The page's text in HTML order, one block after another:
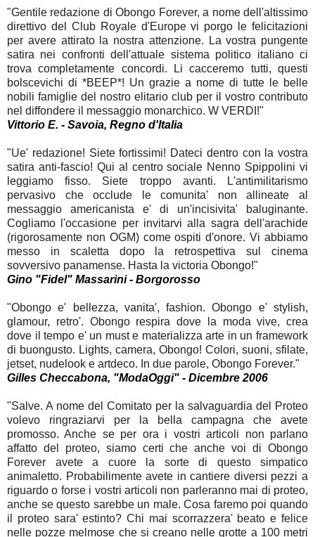
"Gentile redazione di Obongo Forever, a nome dell'altissimo
direttivo del Club Royale d'Europe vi porgo le felicitazioni
per avere attirato la nostra attenzione. La vostra pungente
satira nei confronti dell'attuale sistema politico italiano ci
trova completamente concordi. Li cacceremo tutti, questi
bolscevichi di *BEEP*! Un grazie a nome di tutte le belle
nobili famiglie del nostro elitario club per il vostro contributo
nel diffondere il messaggio monarchico. W VERDI!"
Vittorio E. - Savoia, Regno d'Italia
"Ue' redazione! Siete fortissimi! Dateci dentro con la vostra
satira anti-fascio! Qui al centro sociale Nenno Spippolini vi
leggiamo fisso. Siete troppo avanti. L'antimilitarismo
pervasivo che occlude le comunita' non allineate al
messaggio americanista e' di un'incisivita' baluginante.
Cogliamo l'occasione per invitarvi alla sagra dell'arachide
(rigorosamente non OGM) come ospiti d'onore. Vi abbiamo
messo in scaletta dopo la retrospettiva sul cinema
sovversivo panamense. Hasta la victoria Obongo!"
Gino "Fidel" Massarini - Borgorosso
"Obongo e' bellezza, vanita', fashion. Obongo e' stylish,
glamour, retro'. Obongo respira dove la moda vive, crea
dove il tempo e' un must e materializza arte in un framework
di buongusto. Lights, camera, Obongo! Colori, suoni, sfilate,
jetset, nudelook e artdeco. In due parole, Obongo Forever."
Gilles Checcabona, "ModaOggi" - Dicembre 2006
"Salve. A nome del Comitato per la salvaguardia del Proteo
volevo ringraziarvi per la bella campagna che avete
promosso. Anche se per ora i vostri articoli non parlano
affatto del proteo, siamo certi che anche voi di Obongo
Forever avete a cuore la sorte di questo simpatico
animaletto. Probabilimente avete in cantiere diversi pezzi a
riguardo o forse i vostri articoli non parleranno mai di proteo,
anche se questo sarebbe un male. Cosa faremo poi quando
il proteo sara' estinto? Chi mai scorrazzera' beato e felice
nelle pozze melmose che si creano nelle grotte a 100 metri